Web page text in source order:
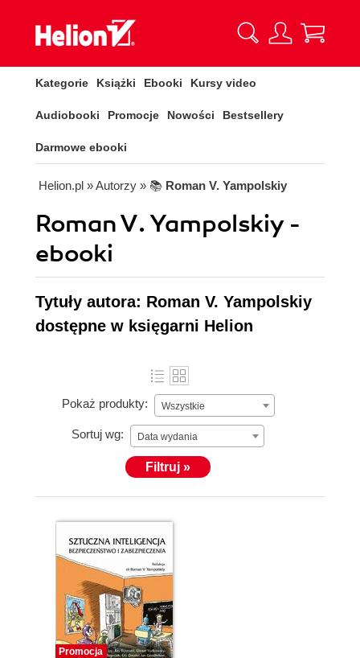
Kategorie Książki Ebooki Kursy video
Audiobooki Promocje Nowości Bestsellery
Darmowe ebooki
Helion.pl » Autorzy » 📚 Roman V. Yampolskiy
Roman V. Yampolskiy -
ebooki
Tytuły autora: Roman V. Yampolskiy
dostępne w księgarni Helion
Pokaż produkty: Wszystkie
Sortuj wg: Data wydania
Filtruj »
Promocja